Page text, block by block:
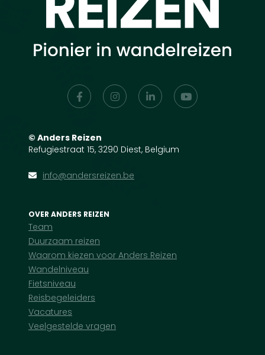
© Anders Reizen
Refugiestraat 15, 3290 Diest, Belgium
info@andersreizen.be
OVER ANDERS REIZEN
Team
Duurzaam reizen
Waarom kiezen voor Anders Reizen
Wandelniveau
Fietsniveau
Reisbegeleiders
Vacatures
Veelgestelde vragen